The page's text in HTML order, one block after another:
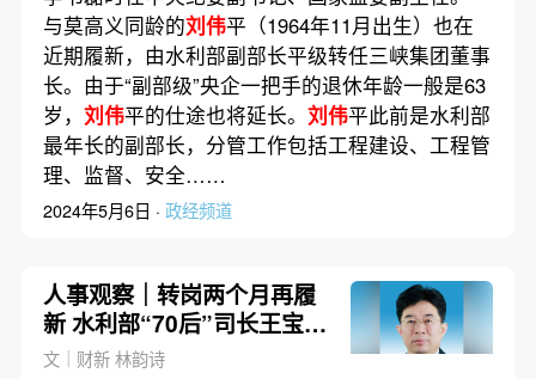
与莫高义同龄的刘伟平（1964年11月出生）也在
近期履新，由水利部副部长平级转任三峡集团董事
长。由于“副部级”央企一把手的退休年龄一般是63
岁， 刘伟平的仕途也将延长。 刘伟平此前是水利部
最年长的副部长，分管工作包括工程建设、工程管
理、监督、安全……
2024年5月6日 · 政经频道
人事观察｜转岗两个月再履
新 水利部“70后”司长王宝恩
升任副部长
文｜财新 林韵诗